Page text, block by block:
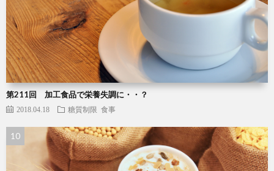
第211回 加工食品で栄養失調に・・？
2018.04.18 糖質制限 食事